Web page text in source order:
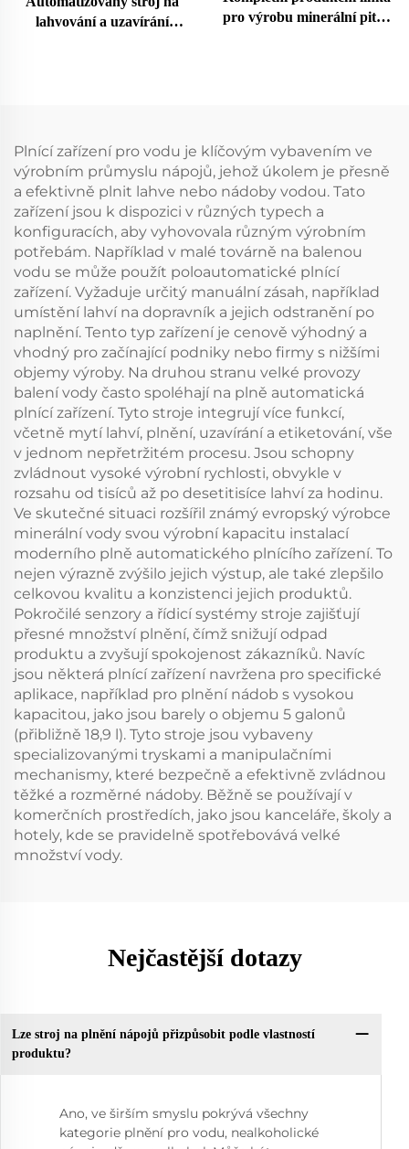
lahvování a uzavírání
pro výrobu minerální pitné
Plnící zařízení pro vodu je klíčovým vybavením ve
výrobním průmyslu nápojů, jehož úkolem je přesně
a efektivně plnit lahve nebo nádoby vodou. Tato
zařízení jsou k dispozici v různých typech a
konfiguracích, aby vyhovovala různým výrobním
potřebám. Například v malé továrně na balenou
vodu se může použít poloautomatické plnící
zařízení. Vyžaduje určitý manuální zásah, například
umístění lahví na dopravník a jejich odstranění po
naplnění. Tento typ zařízení je cenově výhodný a
vhodný pro začínající podniky nebo firmy s nižšími
objemy výroby. Na druhou stranu velké provozy
balení vody často spoléhají na plně automatická
plnící zařízení. Tyto stroje integrují více funkcí,
včetně mytí lahví, plnění, uzavírání a etiketování, vše
v jednom nepřetržitém procesu. Jsou schopny
zvládnout vysoké výrobní rychlosti, obvykle v
rozsahu od tisíců až po desetitisíce lahví za hodinu.
Ve skutečné situaci rozšířil známý evropský výrobce
minerální vody svou výrobní kapacitu instalací
moderního plně automatického plnícího zařízení. To
nejen výrazně zvýšilo jejich výstup, ale také zlepšilo
celkovou kvalitu a konzistenci jejich produktů.
Pokročilé senzory a řídicí systémy stroje zajišťují
přesné množství plnění, čímž snižují odpad
produktu a zvyšují spokojenost zákazníků. Navíc
jsou některá plnící zařízení navržena pro specifické
aplikace, například pro plnění nádob s vysokou
kapacitou, jako jsou barely o objemu 5 galonů
(přibližně 18,9 l). Tyto stroje jsou vybaveny
specializovanými tryskami a manipulačními
mechanismy, které bezpečně a efektivně zvládnou
těžké a rozměrné nádoby. Běžně se používají v
komerčních prostředích, jako jsou kanceláře, školy a
hotely, kde se pravidelně spotřebovává velké
množství vody.
Nejčastější dotazy
Lze stroj na plnění nápojů přizpůsobit podle vlastností
produktu?
Ano, ve širším smyslu pokrývá všechny
kategorie plnění pro vodu, nealkoholické